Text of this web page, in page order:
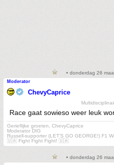
• donderdag 26
Moderator
ChevyCaprice
Race gaat sowieso weer leuk
Gerieflijke groeten, ChevyCaprice
Moderator DIG
Russell-supporter (LET'S GO GEORGE!) F1
🇺🇦 Fight Fight Fight! 🇺🇦
• donderdag 26